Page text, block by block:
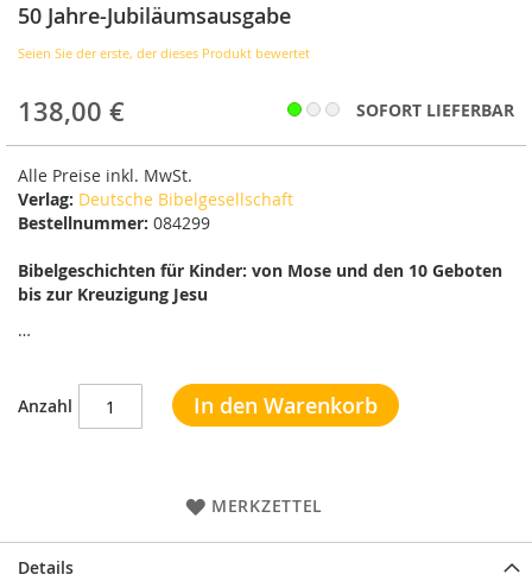
50 Jahre-Jubiläumsausgabe
Seien Sie der erste, der dieses Produkt bewertet
138,00 € SOFORT LIEFERBAR
Alle Preise inkl. MwSt.
Verlag: Deutsche Bibelgesellschaft
Bestellnummer: 084299
Bibelgeschichten für Kinder: von Mose und den 10 Geboten
bis zur Kreuzigung Jesu
…
Anzahl In den Warenkorb
MERKZETTEL
Details